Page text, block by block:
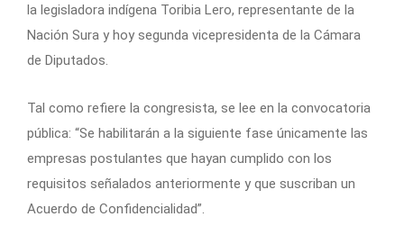
la legisladora indígena Toribia Lero, representante de la
Nación Sura y hoy segunda vicepresidenta de la Cámara
de Diputados.
Tal como refiere la congresista, se lee en la convocatoria
pública: “Se habilitarán a la siguiente fase únicamente las
empresas postulantes que hayan cumplido con los
requisitos señalados anteriormente y que suscriban un
Acuerdo de Confidencialidad”.